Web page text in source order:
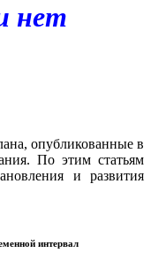
нет
опубликованные в
По этим статьям
и развития
интервал